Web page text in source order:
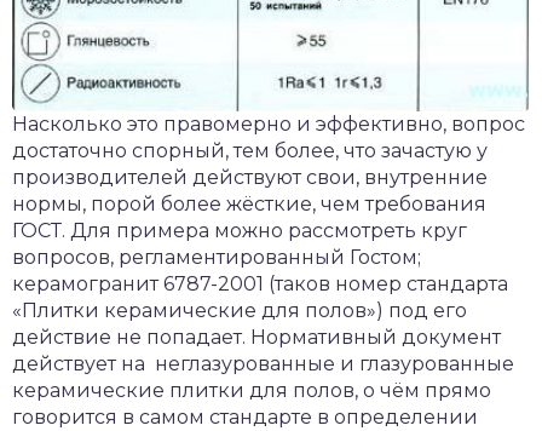
Насколько это правомерно и эффективно, вопрос
достаточно спорный, тем более, что зачастую у
производителей действуют свои, внутренние
нормы, порой более жёсткие, чем требования
ГОСТ. Для примера можно рассмотреть круг
вопросов, регламентированный Гостом;
керамогранит 6787-2001 (таков номер стандарта
«Плитки керамические для полов») под его
действие не попадает. Нормативный документ
действует на неглазурованные и глазурованные
керамические плитки для полов, о чём прямо
говорится в самом стандарте в определении